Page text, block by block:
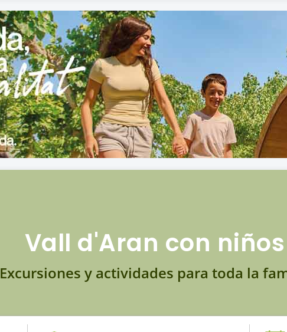
Vall d'Aran con niños
Excursiones y actividades para toda la